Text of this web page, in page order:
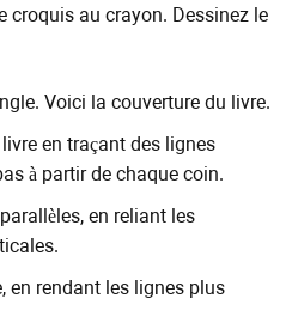
croquis au crayon. Dessinez le
Voici la couverture du livre.
livre en traçant des lignes
à partir de chaque coin.
en reliant les
en rendant les lignes plus